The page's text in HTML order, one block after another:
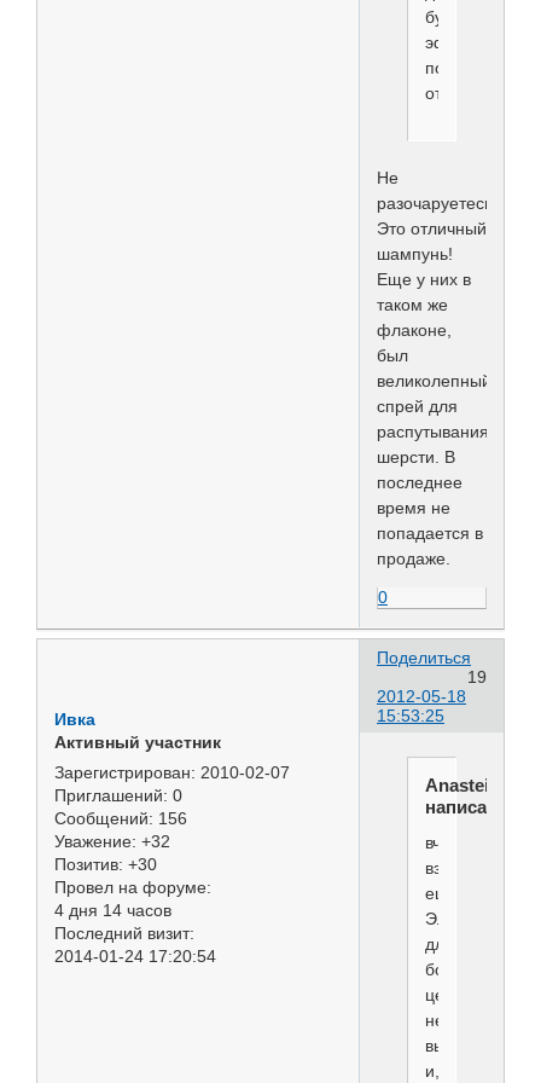
будет
эффект,
потом
отпишусь
Не
разочаруетесь.
Это отличный
шампунь!
Еще у них в
таком же
флаконе,
был
великолепный
спрей для
распутывания
шерсти. В
последнее
время не
попадается в
продаже.
0
Поделиться
19
2012-05-18
15:53:25
Ивка
Активный участник
Зарегистрирован: 2010-02-07
Приглашений: 0
Сообщений: 156
Уважение: +32
Позитив: +30
Провел на форуме:
4 дня 14 часов
Последний визит:
2014-01-24 17:20:54
Anasteisha
написал(а):
вчера
взяла
ещё
Элиту
для
бороды,
цена
не
высокая
и,